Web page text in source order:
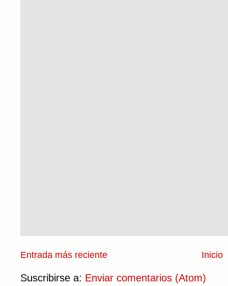
Entrada más reciente Inicio
Suscribirse a: Enviar comentarios (Atom)